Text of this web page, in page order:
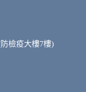
檢疫大樓7樓)